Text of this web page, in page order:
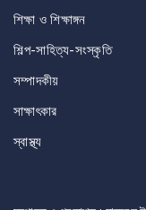
শিক্ষা ও শিক্ষাঙ্গন
শিল্প-সাহিত্য-সংস্কৃতি
সম্পাদকীয়
সাক্ষাৎকার
স্বাস্থ্য